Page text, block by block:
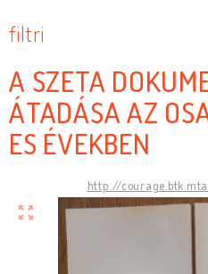
filtri
A SZETA
ÁTADÁSA AZ
ES ÉVEKBEN
http://